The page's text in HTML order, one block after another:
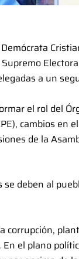
a un
el rol del
cambios en
de la
deben al
corrupción,
el plano